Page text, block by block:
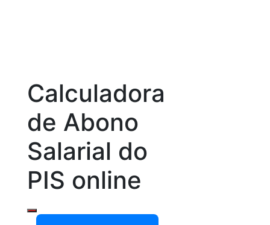
Calculadora
de Abono
Salarial do
PIS online